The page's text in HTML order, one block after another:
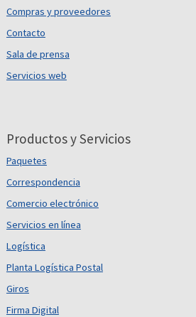
Compras y proveedores
Contacto
Sala de prensa
Servicios web
Productos y Servicios
Paquetes
Correspondencia
Comercio electrónico
Servicios en línea
Logística
Planta Logística Postal
Giros
Firma Digital